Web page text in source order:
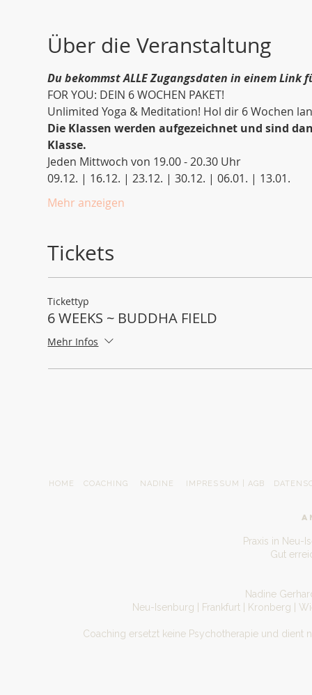
Über die Veranstaltung
Du bekommst ALLE Zugangsdaten in einem Link
FOR YOU: DEIN 6 WOCHEN PAKET!
Unlimited Yoga & Meditation! Hol dir 6 Wochen
Die Klassen werden aufgezeichnet und sind
Klasse.
Jeden Mittwoch von 19.00 - 20.30 Uhr
09.12. | 16.12. | 23.12. | 30.12. | 06.01. | 13.01.
Mehr anzeigen
Tickets
Tickettyp
6 WEEKS ~ BUDDHA FIELD
Mehr Infos
HOME COACHING NADINE IMPRESSUM | AGB
Praxis in Neu-
Gut
Nadine
Neu-Isenburg | Frankfurt | Kronberg |
Coaching ersetzt keine Psychotherapie und dient